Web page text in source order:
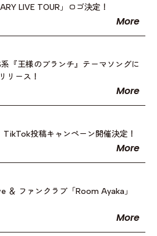
LIVE TOUR」ロゴ決定！
More
『王様のブランチ』テーマソングに
リース！
More
投稿キャンペーン開催決定！
More
＆ ファンクラブ「Room Ayaka」
More